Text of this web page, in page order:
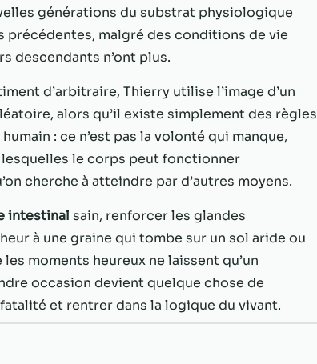
générations du substrat physiologique
précédentes, malgré des conditions de vie
descendants n’ont plus.
d’arbitraire, Thierry utilise l’image d’un
alors qu’il existe simplement des règles
: ce n’est pas la volonté qui manque,
le corps peut fonctionner
cherche à atteindre par d’autres moyens.
intestinal sain, renforcer les glandes
à une graine qui tombe sur un sol aride ou
moments heureux ne laissent qu’un
occasion devient quelque chose de
et rentrer dans la logique du vivant.
Afin que notre
site Web
fonctionne
possible lors
de votre visite.
Si vous refusez
ces cookies,
certaines
disparaîtront
Marketing
En partageant
votre intérêt et
votre
comportement